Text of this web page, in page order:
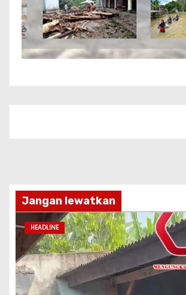
Jangan lewatkan
HEADLINE